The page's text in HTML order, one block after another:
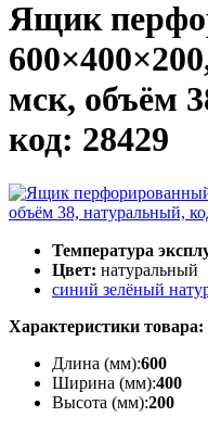
Ящик
мск, объём
код: 28429
Температура
Цвет: натуральный
синий зелёный
Характеристики товара:
Длина (мм):600
Ширина (мм):400
Высота (мм):200